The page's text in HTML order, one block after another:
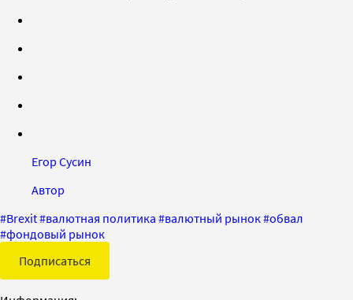
Егор Сусин
Автор
#Brexit#валютная политика #валютный рынок#обвал
#фондовый рынок
Подписаться